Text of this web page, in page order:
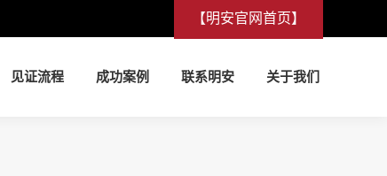
【明安官网首页】
见证流程 成功案例 联系明安 关于我们
联系明安 关于我们